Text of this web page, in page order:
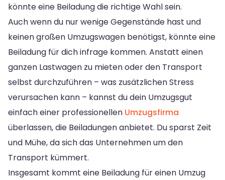
könnte eine Beiladung die richtige Wahl sein.
Auch wenn du nur wenige Gegenstände hast und
keinen großen Umzugswagen benötigst, könnte eine
Beiladung für dich infrage kommen. Anstatt einen
ganzen Lastwagen zu mieten oder den Transport
selbst durchzuführen – was zusätzlichen Stress
verursachen kann – kannst du dein Umzugsgut
einfach einer professionellen Umzugsfirma
überlassen, die Beiladungen anbietet. Du sparst Zeit
und Mühe, da sich das Unternehmen um den
Transport kümmert.
Insgesamt kommt eine Beiladung für einen Umzug